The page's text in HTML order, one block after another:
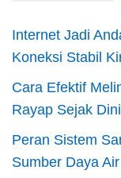
Internet Jadi
Koneksi Stabil
Cara Efektif
Rayap Sejak Dini
Peran Sistem
Sumber Daya Air